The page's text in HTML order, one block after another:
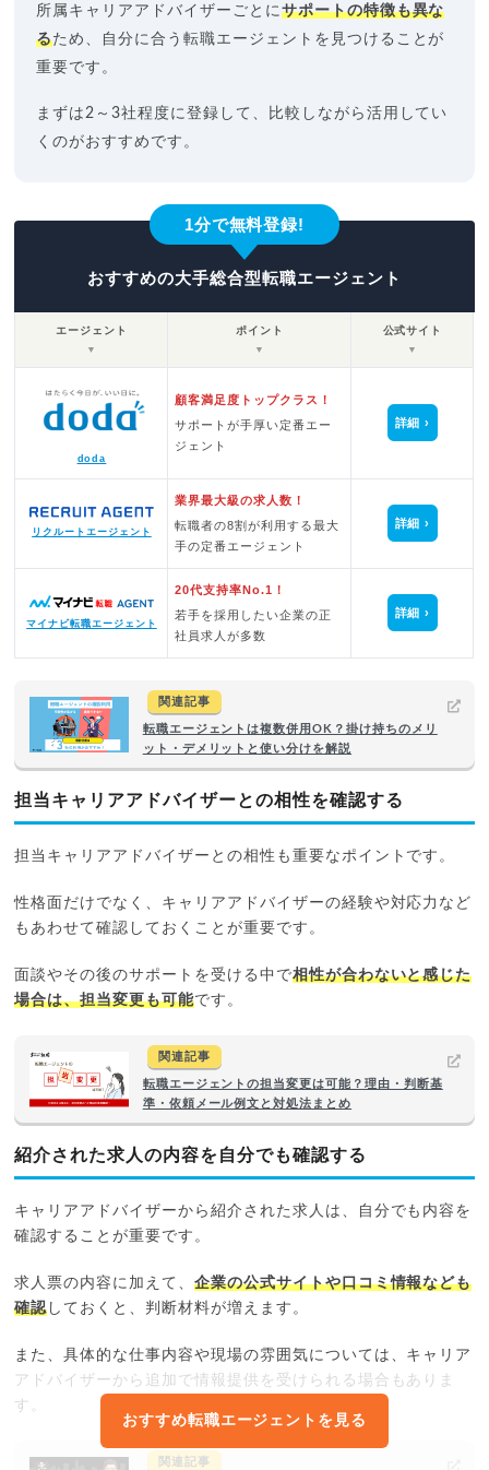
所属キャリアアドバイザーごとにサポートの特徴も異な
るため、自分に合う転職エージェントを見つけることが
重要です。
まずは2～3社程度に登録して、比較しながら活用してい
くのがおすすめです。
1分で無料登録!
おすすめの大手総合型転職エージェント
エージェント
▼
ポイント
▼
公式サイト
▼
doda
顧客満足度トップクラス！
サポートが手厚い定番エー
ジェント
詳細
リクルートエージェント
業界最大級の求人数！
転職者の8割が利用する最大
手の定番エージェント
詳細
マイナビ転職エージェント
20代支持率No.1！
若手を採用したい企業の正
社員求人が多数
詳細
関連記事
転職エージェントは複数併用OK？掛け持ちのメリ
ット・デメリットと使い分けを解説
担当キャリアアドバイザーとの相性を確認する
担当キャリアアドバイザーとの相性も重要なポイントです。
性格面だけでなく、キャリアアドバイザーの経験や対応力など
もあわせて確認しておくことが重要です。
面談やその後のサポートを受ける中で相性が合わないと感じた
場合は、担当変更も可能です。
関連記事
転職エージェントの担当変更は可能？理由・判断基
準・依頼メール例文と対処法まとめ
紹介された求人の内容を自分でも確認する
キャリアアドバイザーから紹介された求人は、自分でも内容を
確認することが重要です。
求人票の内容に加えて、 企業の公式サイトや口コミ情報なども
確認 しておくと、判断材料が増えます。
また、具体的な仕事内容や現場の雰囲気については、キャリア
アドバイザーから追加で情報提供を受けられる場合もありま
す。
関連記事
おすすめ転職エージェントを見る